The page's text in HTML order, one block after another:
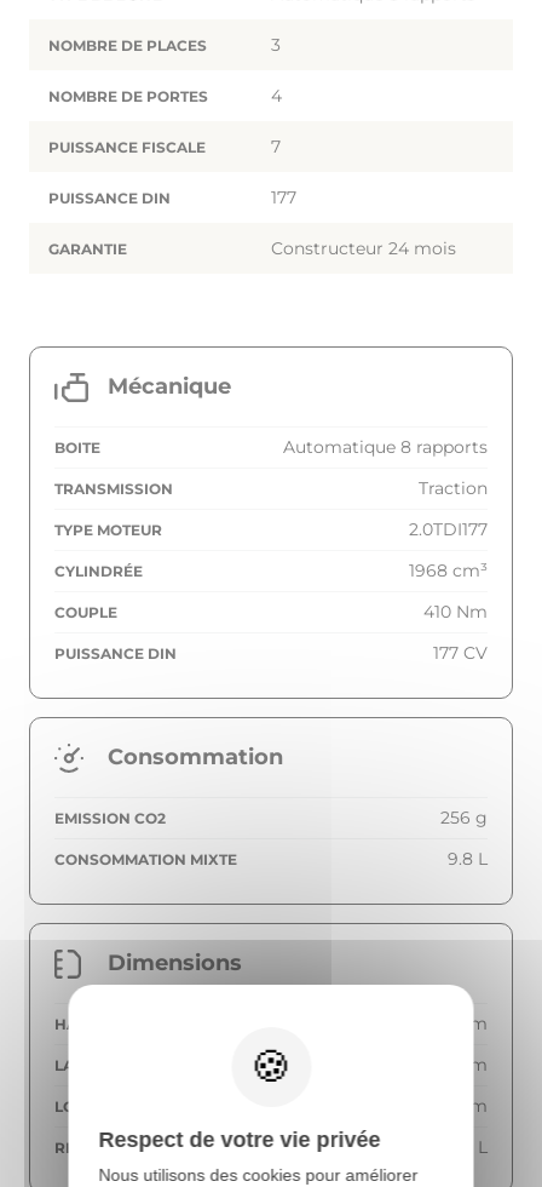
NOMBRE DE PLACES 3
NOMBRE DE PORTES 4
PUISSANCE FISCALE 7
PUISSANCE DIN 177
GARANTIE Constructeur 24 mois
Mécanique
BOITE Automatique 8 rapports
TRANSMISSION Traction
TYPE MOTEUR 2.0TDI177
CYLINDRÉE 1968 cm³
COUPLE 410 Nm
PUISSANCE DIN 177 CV
Consommation
EMISSION CO2 256 g
CONSOMMATION MIXTE 9.8 L
Dimensions
HAUTEUR 2590 mm
LARGEUR 2040 mm
LONGUEUR 5986 mm
RÉSERVOIR 75 L
Respect de votre vie privée
Nous utilisons des cookies pour améliorer